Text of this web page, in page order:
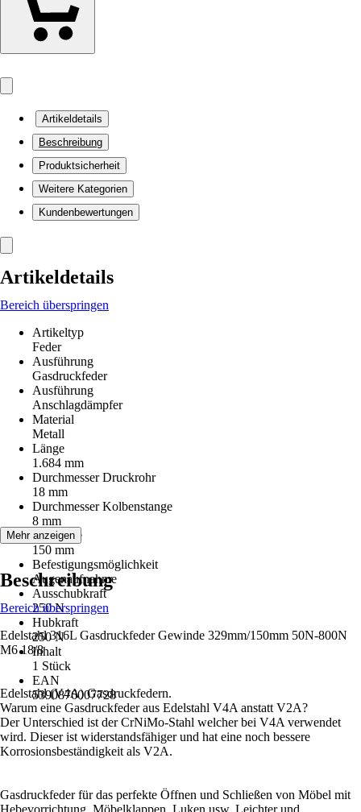
Artikeldetails
Beschreibung
Produktsicherheit
Weitere Kategorien
Kundenbewertungen
Artikeldetails
Bereich überspringen
Artikeltyp
Feder
Ausführung
Gasdruckfeder
Ausführung
Anschlagdämpfer
Material
Metall
Länge
1.684 mm
Durchmesser Druckrohr
18 mm
Durchmesser Kolbenstange
8 mm
Hublänge
150 mm
Befestigungsmöglichkeit
Augenaufnahme
Ausschubkraft
250 N
Hubkraft
250 N
Inhalt
1 Stück
EAN
5390876007728
Mehr anzeigen
Beschreibung
Bereich überspringen
Edelstahl 316L Gasdruckfeder Gewinde 329mm/150mm 50N-800N
M6 18/8
Edelstahl (V4A) Gasdruckfedern.
Warum eine Gasdruckfeder aus Edelstahl V4A anstatt V2A?
Der Unterschied ist der CrNiMo-Stahl welcher bei V4A verwendet
wird. Dieser ist widerstandsfähiger und hat eine noch bessere
Korrosionsbeständigkeit als V2A.
Gasdruckfeder für das perfekte Öffnen und Schließen von Möbel mit
Hebevorrichtung, Möbelklappen, Luken usw. Leichter und